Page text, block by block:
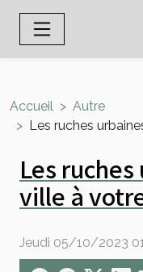
Accueil
Autre
Les ruches
Les
ville à
Jeudi 05/10/2023